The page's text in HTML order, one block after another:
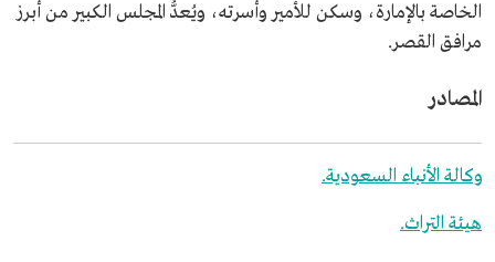
الخاصة بالإمارة، وسكن للأمير وأسرته، ويُعدُّ المجلس الكبير من أبرز
مرافق القصر.
المصادر
وكالة الأنباء السعودية.
هيئة التراث.